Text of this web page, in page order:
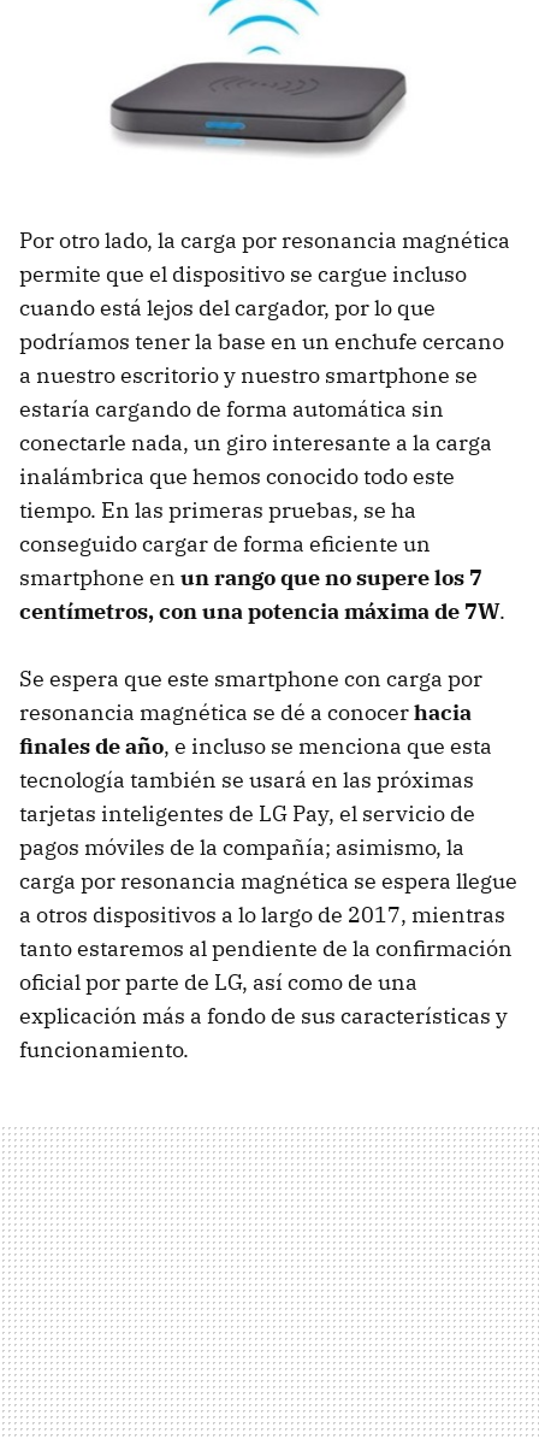
Por otro lado, la carga por resonancia magnética
permite que el dispositivo se cargue incluso
cuando está lejos del cargador, por lo que
podríamos tener la base en un enchufe cercano
a nuestro escritorio y nuestro smartphone se
estaría cargando de forma automática sin
conectarle nada, un giro interesante a la carga
inalámbrica que hemos conocido todo este
tiempo. En las primeras pruebas, se ha
conseguido cargar de forma eficiente un
smartphone en un rango que no supere los 7
centímetros, con una potencia máxima de 7W.
Se espera que este smartphone con carga por
resonancia magnética se dé a conocerhacia
finales de año, e incluso se menciona que esta
tecnología también se usará en las próximas
tarjetas inteligentes de LG Pay, el servicio de
pagos móviles de la compañía; asimismo, la
carga por resonancia magnética se espera llegue
a otros dispositivos a lo largo de 2017, mientras
tanto estaremos al pendiente de la confirmación
oficial por parte de LG, así como de una
explicación más a fondo de sus características y
funcionamiento.